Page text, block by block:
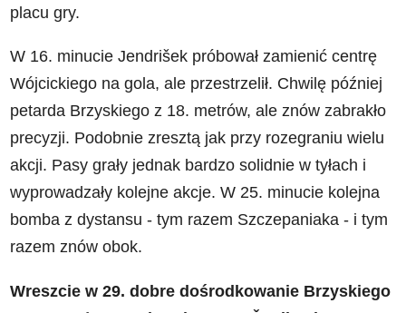
placu gry.
W 16. minucie Jendrišek próbował zamienić centrę
Wójcickiego na gola, ale przestrzelił. Chwilę później
petarda Brzyskiego z 18. metrów, ale znów zabrakło
precyzji. Podobnie zresztą jak przy rozegraniu wielu
akcji. Pasy grały jednak bardzo solidnie w tyłach i
wyprowadzały kolejne akcje. W 25. minucie kolejna
bomba z dystansu - tym razem Szczepaniaka - i tym
razem znów obok.
Wreszcie w 29. dobre dośrodkowanie Brzyskiego